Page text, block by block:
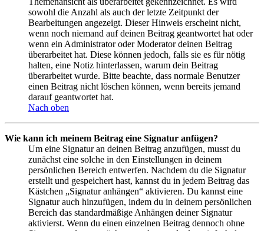
sowohl die Anzahl als auch der letzte Zeitpunkt der
Bearbeitungen angezeigt. Dieser Hinweis erscheint nicht,
wenn noch niemand auf deinen Beitrag geantwortet hat oder
wenn ein Administrator oder Moderator deinen Beitrag
überarbeitet hat. Diese können jedoch, falls sie es für nötig
halten, eine Notiz hinterlassen, warum dein Beitrag
überarbeitet wurde. Bitte beachte, dass normale Benutzer
einen Beitrag nicht löschen können, wenn bereits jemand
darauf geantwortet hat.
Nach oben
Wie kann ich meinem Beitrag eine Signatur anfügen?
Um eine Signatur an deinen Beitrag anzufügen, musst du
zunächst eine solche in den Einstellungen in deinem
persönlichen Bereich entwerfen. Nachdem du die Signatur
erstellt und gespeichert hast, kannst du in jedem Beitrag das
Kästchen „Signatur anhängen“ aktivieren. Du kannst eine
Signatur auch hinzufügen, indem du in deinem persönlichen
Bereich das standardmäßige Anhängen deiner Signatur
aktivierst. Wenn du einen einzelnen Beitrag dennoch ohne